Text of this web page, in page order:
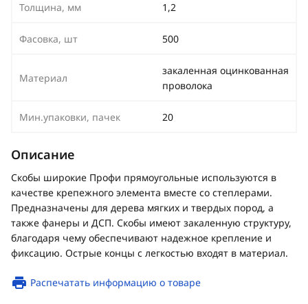
Толщина, мм 1,2
Фасовка, шт 500
Материал
закаленная оцинкованная
проволока
Мин.упаковки, пачек 20
Описание
Скобы широкие Профи прямоугольные используются в
качестве крепежного элемента вместе со степлерами.
Предназначены для дерева мягких и твердых пород, а
также фанеры и ДСП. Скобы имеют закаленную структуру,
благодаря чему обеспечивают надежное крепление и
фиксацию. Острые концы с легкостью входят в материал.
Распечатать информацию о товаре